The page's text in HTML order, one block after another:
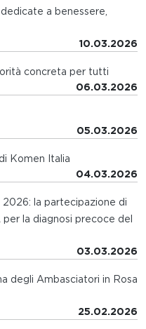
a benessere,
10.03.2026
concreta per tutti
06.03.2026
05.03.2026
Komen Italia
04.03.2026
la partecipazione di
per la diagnosi precoce del
03.03.2026
degli Ambasciatori in Rosa
25.02.2026